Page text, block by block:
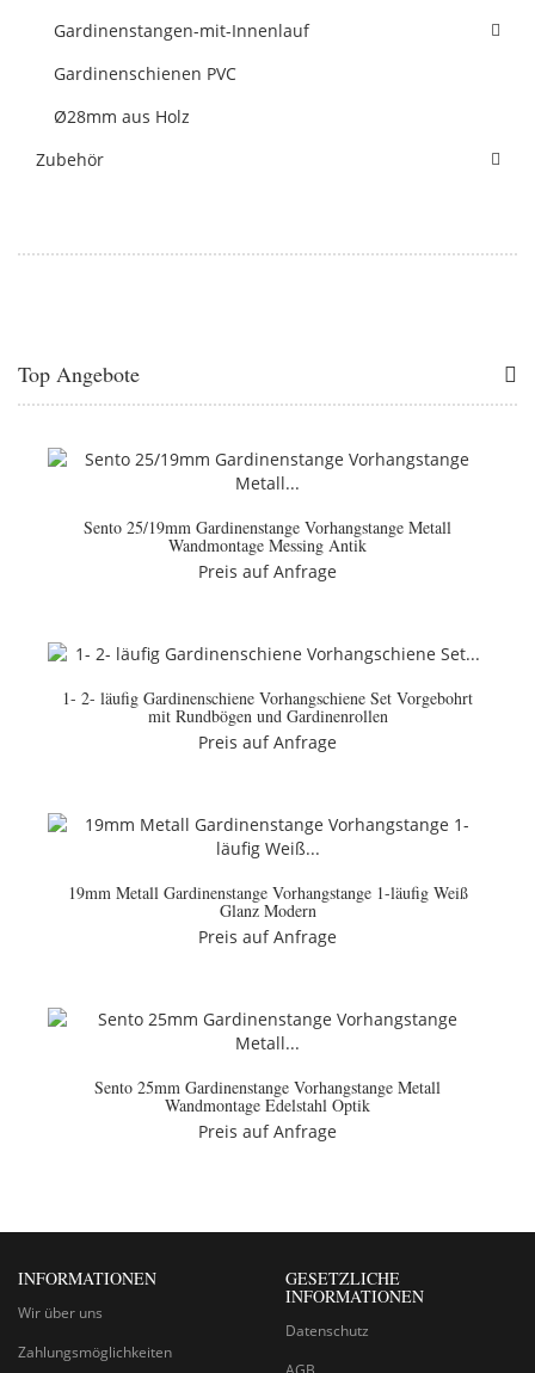
Gardinenstangen-mit-Innenlauf
Gardinenschienen PVC
Ø28mm aus Holz
Zubehör
Top Angebote
Sento 25/19mm Gardinenstange Vorhangstange Metall
Wandmontage Messing Antik
Preis auf Anfrage
1- 2- läufig Gardinenschiene Vorhangschiene Set Vorgebohrt
mit Rundbögen und Gardinenrollen
Preis auf Anfrage
19mm Metall Gardinenstange Vorhangstange 1-läufig Weiß
Glanz Modern
Preis auf Anfrage
Sento 25mm Gardinenstange Vorhangstange Metall
Wandmontage Edelstahl Optik
Preis auf Anfrage
INFORMATIONEN
Wir über uns
Zahlungsmöglichkeiten
GESETZLICHE
INFORMATIONEN
Datenschutz